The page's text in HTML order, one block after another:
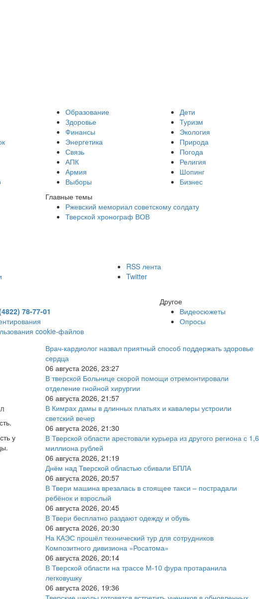
Образование
Здоровье
Финансы
Энергетика
Связь
АПК
Армия
Выборы
Дети
Туризм
Экология
Природа
Погода
Религия
Шопинг
Бизнес
Главные темы
Ржевский мемориал советскому солдату
Тверской хронограф ВОВ
RSS лента
Twitter
78-77-01
cookie-файлов
Другое
Видеосюжеты
Опросы
у
Врач-кардиолог назвал приятный способ поддержать здоровье
сердца
06 августа 2026, 23:27
В тверской Больнице скорой помощи отремонтировали
отделение гнойной хирургии
06 августа 2026, 21:57
В Кимрах дамы в длинных платьях и кавалеры устроили
светский вечер
06 августа 2026, 21:30
В Тверской области арестовали курьера из другого региона с 1,6
миллиона рублей
06 августа 2026, 21:19
Днём над Тверской областью сбивали БПЛА
06 августа 2026, 20:57
В Твери машина врезалась в стоящее такси – пострадали
ребёнок и взрослый
06 августа 2026, 20:45
В Твери бесплатно раздают одежду и обувь
06 августа 2026, 20:30
На КАЭС прошёл технический тур для сотрудников
Композитного дивизиона «Росатома»
06 августа 2026, 20:14
В Тверской области на трассе М-10 фура протаранила
легковушку
06 августа 2026, 19:36